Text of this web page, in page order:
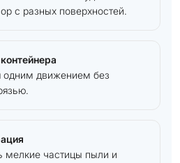
с разных поверхностей.
одним движением без
мелкие частицы пыли и